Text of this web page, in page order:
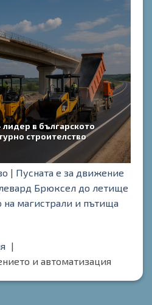
лидер в българското
строителство
| Пусната е за движение
Брюксел до летище
на магистрали и пътища
и автоматизация